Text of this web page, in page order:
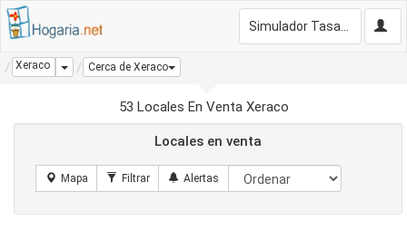
Xeraco Dropdown
Cerca de Xeraco
53 Locales En Venta Xeraco
Locales en venta